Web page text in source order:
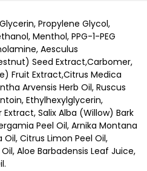
Propylene Glycol,
Menthol, PPG-1-PEG
Aesculus
Seed Extract,Carbomer,
Fruit Extract,Citrus Medica
Arvensis Herb Oil, Ruscus
Ethylhexylglycerin,
Salix Alba (Willow) Bark
Peel Oil, Arnika Montana
Oil, Citrus Limon Peel Oil,
Aloe Barbadensis Leaf Juice,